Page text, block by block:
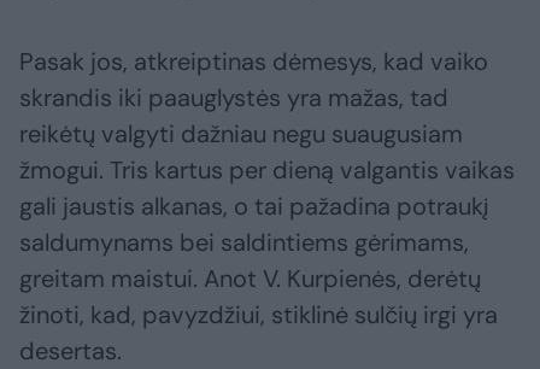
Pasak jos, atkreiptinas dėmesys, kad vaiko
skrandis iki paauglystės yra mažas, tad
reikėtų valgyti dažniau negu suaugusiam
žmogui. Tris kartus per dieną valgantis vaikas
gali jaustis alkanas, o tai pažadina potraukį
saldumynams bei saldintiems gėrimams,
greitam maistui. Anot V. Kurpienės, derėtų
žinoti, kad, pavyzdžiui, stiklinė sulčių irgi yra
desertas.